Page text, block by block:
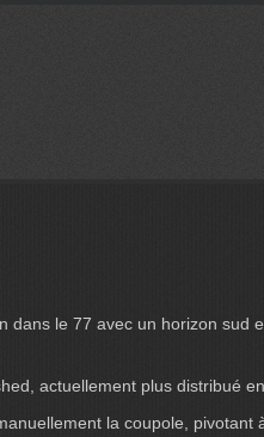
dans le 77 avec un horizon
actuellement plus distribué
la coupole,